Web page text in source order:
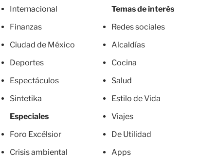
Internacional
Finanzas
Ciudad de México
Deportes
Espectáculos
Sintetika
Especiales
Foro Excélsior
Crisis ambiental
Temas de interés
Redes sociales
Alcaldías
Cocina
Salud
Estilo de Vida
Viajes
De Utilidad
Apps